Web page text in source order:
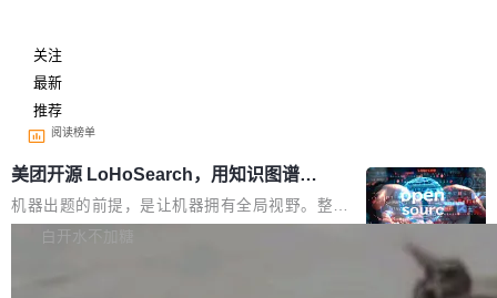
关注
最新
推荐
阅读榜单
美团开源 LoHoSearch，用知识图谱校
准 AI 能力认知
机器出题的前提，是让机器拥有全局视野。整个
构建流程可以分为四个环节：建图 → 控制难度
白开水不加糖